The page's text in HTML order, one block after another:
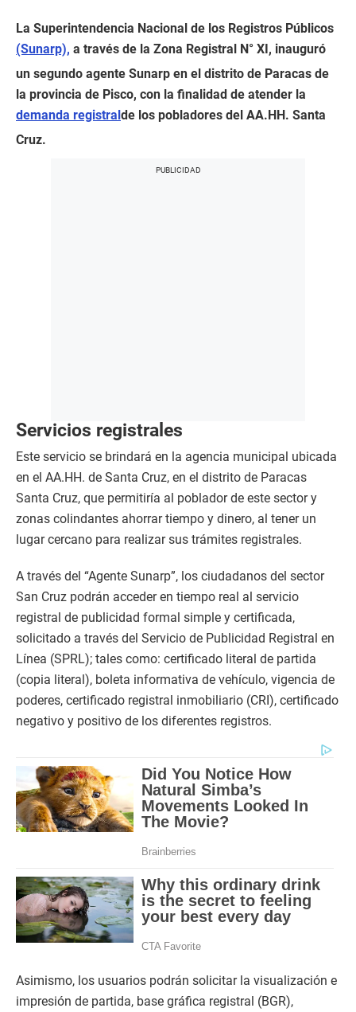
La Superintendencia Nacional de los Registros Públicos
(Sunarp), a través de la Zona Registral N° XI, inauguró
un segundo agente Sunarp en el distrito de Paracas de
la provincia de Pisco, con la finalidad de atender la
demanda registralde los pobladores del AA.HH. Santa
Cruz.
Servicios registrales
Este servicio se brindará en la agencia municipal ubicada
en el AA.HH. de Santa Cruz, en el distrito de Paracas
Santa Cruz, que permitiría al poblador de este sector y
zonas colindantes ahorrar tiempo y dinero, al tener un
lugar cercano para realizar sus trámites registrales.
A través del “Agente Sunarp”, los ciudadanos del sector
San Cruz podrán acceder en tiempo real al servicio
registral de publicidad formal simple y certificada,
solicitado a través del Servicio de Publicidad Registral en
Línea (SPRL); tales como: certificado literal de partida
(copia literal), boleta informativa de vehículo, vigencia de
poderes, certificado registral inmobiliario (CRI), certificado
negativo y positivo de los diferentes registros.
Asimismo, los usuarios podrán solicitar la visualización e
impresión de partida, base gráfica registral (BGR),